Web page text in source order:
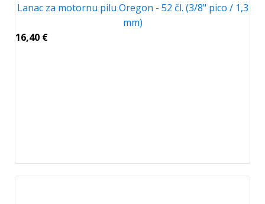
Lanac za motornu pilu Oregon - 52 čl. (3/8" pico / 1,3
mm)
16,40 €